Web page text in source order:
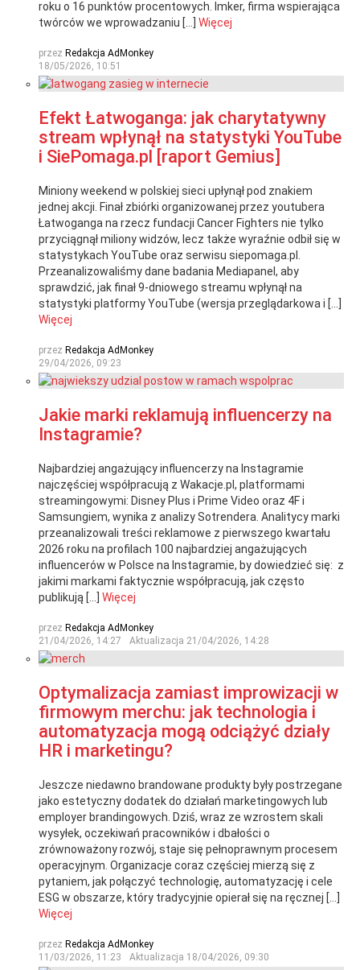
roku o 16 punktów procentowych. Imker, firma wspierająca
twórców we wprowadzaniu […] Więcej
przez Redakcja AdMonkey
18/05/2026, 10:51
Efekt Łatwoganga: jak charytatywny
stream wpłynął na statystyki YouTube
i SiePomaga.pl [raport Gemius]
Miniony weekend w polskiej sieci upłynął pod znakiem
jednej akcji. Finał zbiórki organizowanej przez youtubera
Łatwoganga na rzecz fundacji Cancer Fighters nie tylko
przyciągnął miliony widzów, lecz także wyraźnie odbił się w
statystykach YouTube oraz serwisu siepomaga.pl.
Przeanalizowaliśmy dane badania Mediapanel, aby
sprawdzić, jak finał 9-dniowego streamu wpłynął na
statystyki platformy YouTube (wersja przeglądarkowa i […]
Więcej
przez Redakcja AdMonkey
29/04/2026, 09:23
Jakie marki reklamują influencerzy na
Instagramie?
Najbardziej angażujący influencerzy na Instagramie
najczęściej współpracują z Wakacje.pl, platformami
streamingowymi: Disney Plus i Prime Video oraz 4F i
Samsungiem, wynika z analizy Sotrendera. Analitycy marki
przeanalizowali treści reklamowe z pierwszego kwartału
2026 roku na profilach 100 najbardziej angażujących
influencerów w Polsce na Instagramie, by dowiedzieć się: z
jakimi markami faktycznie współpracują, jak często
publikują […] Więcej
przez Redakcja AdMonkey
21/04/2026, 14:27
Aktualizacja 21/04/2026, 14:28
Optymalizacja zamiast improwizacji w
firmowym merchu: jak technologia i
automatyzacja mogą odciążyć działy
HR i marketingu?
Jeszcze niedawno brandowane produkty były postrzegane
jako estetyczny dodatek do działań marketingowych lub
employer brandingowych. Dziś, wraz ze wzrostem skali
wysyłek, oczekiwań pracowników i dbałości o
zrównoważony rozwój, staje się pełnoprawnym procesem
operacyjnym. Organizacje coraz częściej mierzą się z
pytaniem, jak połączyć technologię, automatyzację i cele
ESG w obszarze, który tradycyjnie opierał się na ręcznej […]
Więcej
przez Redakcja AdMonkey
11/03/2026, 11:23
Aktualizacja 18/04/2026, 09:30